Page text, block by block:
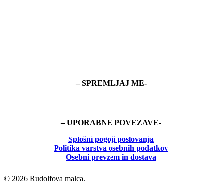
– SPREMLJAJ ME-
– UPORABNE POVEZAVE-
Splošni pogoji poslovanja
Politika varstva osebnih podatkov
Osebni prevzem in dostava
© 2026 Rudolfova malca.